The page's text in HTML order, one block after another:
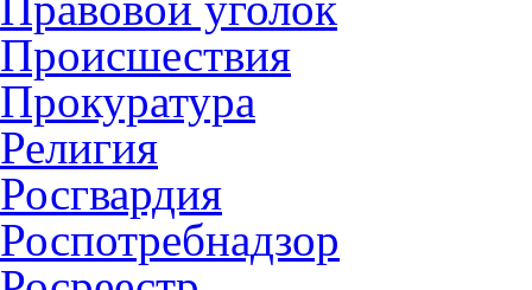
Происшествия
Прокуратура
Религия
Росгвардия
Роспотребнадзор